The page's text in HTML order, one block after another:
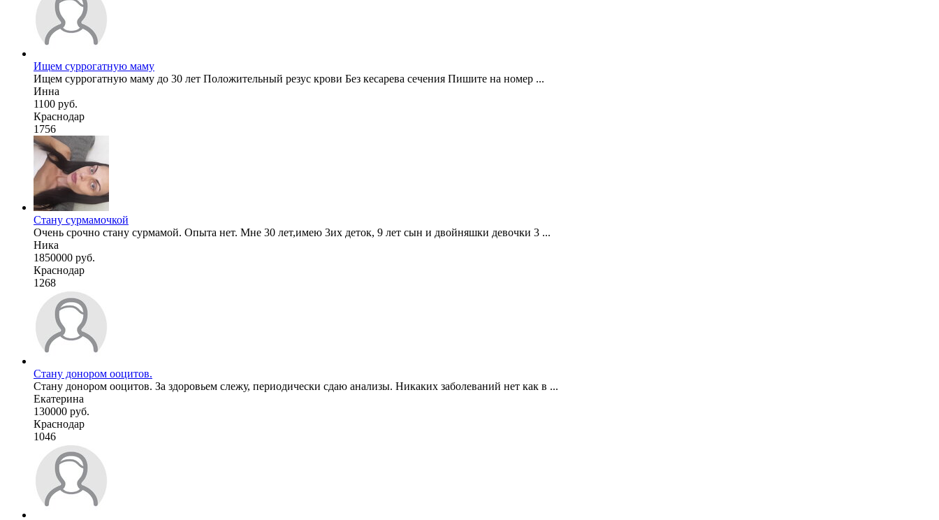
Ищем суррогатную маму
Ищем суррогатную маму до 30 лет Положительный резус крови Без кесарева сечения Пишите на номер ...
Инна
1100 руб.
Краснодар
1756
Стану сурмамочкой
Очень срочно стану сурмамой. Опыта нет. Мне 30 лет,имею 3их деток, 9 лет сын и двойняшки девочки 3 ...
Ника
1850000 руб.
Краснодар
1268
Стану донором ооцитов.
Стану донором ооцитов. За здоровьем слежу, периодически сдаю анализы. Никаких заболеваний нет как в ...
Екатерина
130000 руб.
Краснодар
1046